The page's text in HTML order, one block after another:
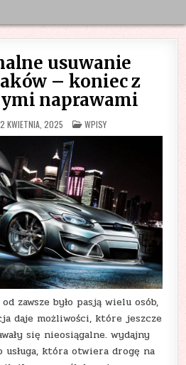
usuwanie
– koniec z
naprawami
2 KWIETNIA, 2025 POSTED
IN
WPISY
zawsze było pasją wielu osób,
daje możliwości, które jeszcze
się nieosiągalne. wydajny
która otwiera drogę na